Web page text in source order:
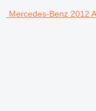
Mercedes-Benz 2012